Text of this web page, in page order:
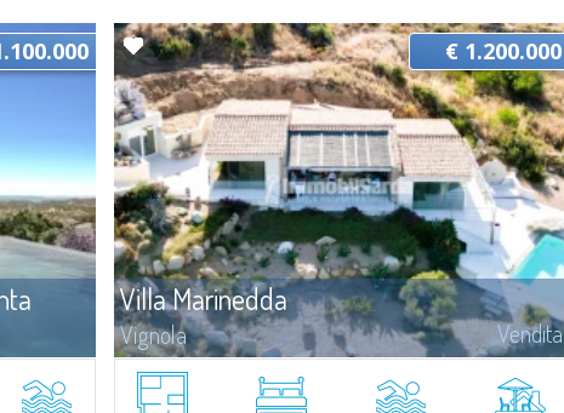
Vendita
su
Villa Marinedda
Vignola Vendita
Abbiamo il piacere di presentare una straordinaria proprietà in
vendita a soli 500 mt dalla spiaggia della Marinedda, in posizione
€ 1.200.000